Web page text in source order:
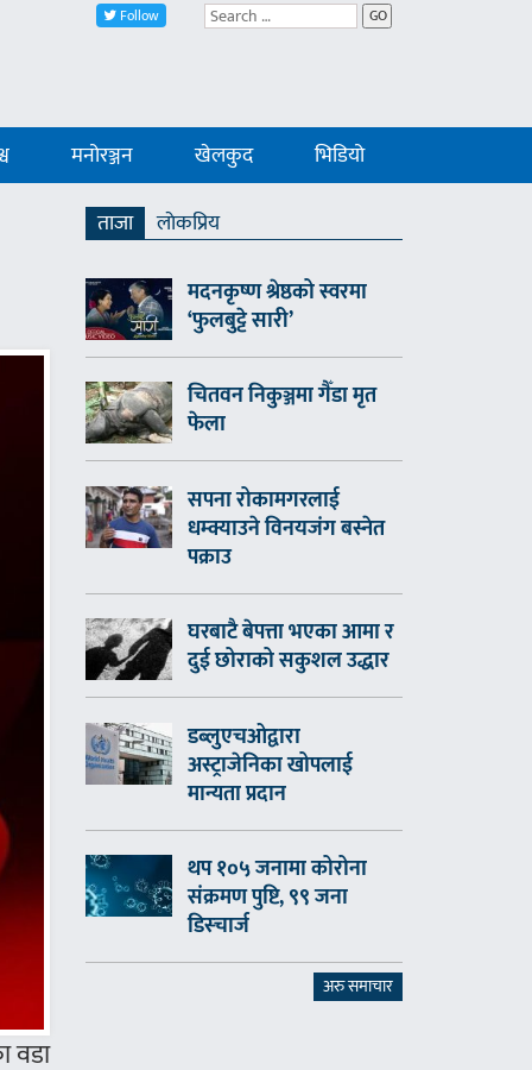
Follow GO
मनोरञ्जन खेलकुद भिडियो
वडा
ताजा
लाेकप्रिय
मदनकृष्ण श्रेष्ठको स्वरमा
‘फुलबुट्टे सारी’
चितवन निकुञ्जमा गैँडा मृत
फेला
सपना रोकामगरलाई
धम्क्याउने विनयजंग बस्नेत
पक्राउ
घरबाटै बेपत्ता भएका आमा र
दुई छोराको सकुशल उद्धार
डब्लुएचओद्वारा
अस्ट्राजेनिका खोपलाई
मान्यता प्रदान
थप १०५ जनामा कोरोना
संक्रमण पुष्टि, ९९ जना
डिस्चार्ज
अरु समाचार